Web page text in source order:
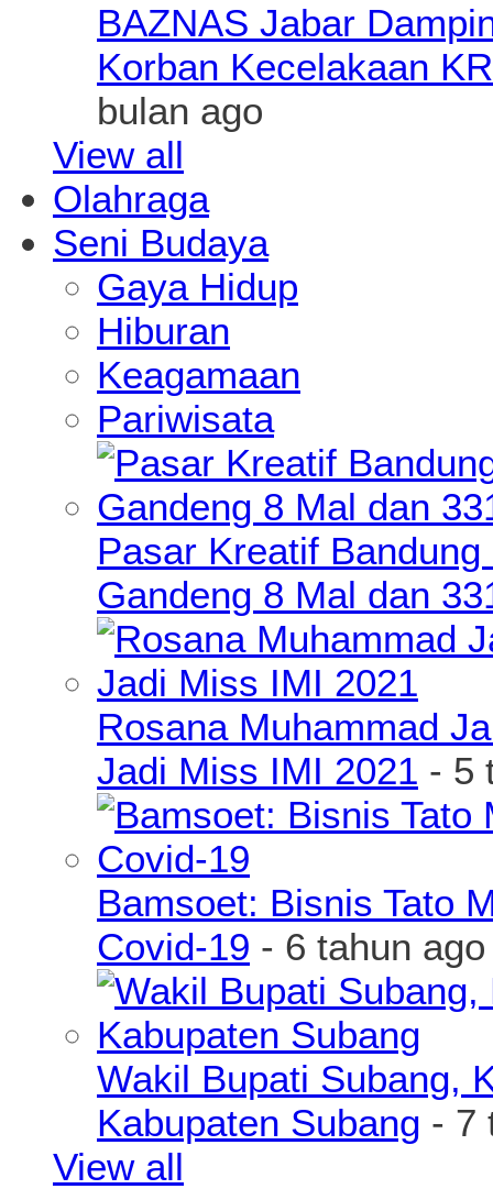
BAZNAS Jabar
Korban Kecelakaan
bulan ago
View all
Olahraga
Seni Budaya
Gaya Hidup
Hiburan
Keagamaan
Pariwisata
Pasar Kreatif
Gandeng 8 Mal dan
Rosana Muhammad
Jadi Miss IMI 2021 - 5
Bamsoet: Bisnis Tato
Covid-19 - 6 tahun ago
Wakil Bupati Subang,
Kabupaten Subang - 7
View all